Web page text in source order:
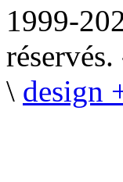
1999-
réservés.
\ design